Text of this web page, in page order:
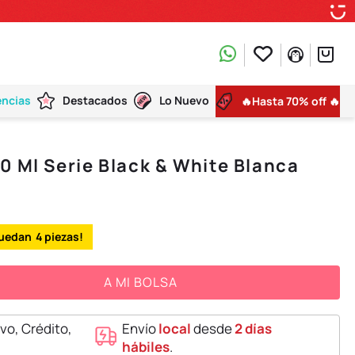
Destacados Lo Nuevo 🔥Hasta 70% off 🔥
Ml Serie Black & White Blanca
4
A MI BOLSA
Crédito,
Envíolocaldesde2 días
hábiles.